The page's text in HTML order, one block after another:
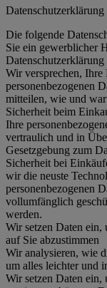
Die folgende
Sie ein gewerblicher
Datenschutzerklärung
Wir versprechen, Ihre
personenbezogenen
mitteilen, wie und
Sicherheit beim
Ihre
vertraulich und in
Gesetzgebung zum
Sicherheit bei
wir die neuste
personenbezogenen
vollumfänglich
werden.
Wir setzen Daten
auf Sie abzustimmen
Wir analysieren, wie
um alles leichter und
Wir setzen Daten